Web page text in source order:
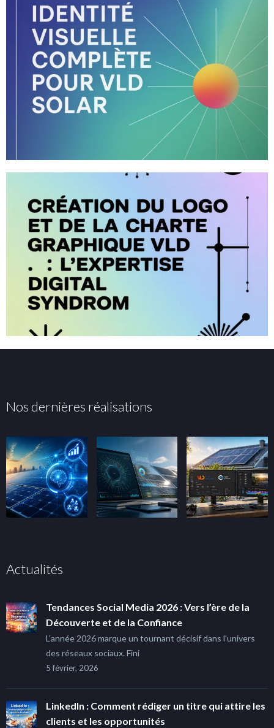
Nos dernières réalisations
Actualités
Tendances Social Media 2026 : Vers l’ère de la
Découverte et de la Confiance
L’année 2026 marque un tournant décisif dans l’univers
des réseaux sociaux. Fini
5 février, 2026
LinkedIn : Comment rédiger un titre qui attire les
clients et les opportunités